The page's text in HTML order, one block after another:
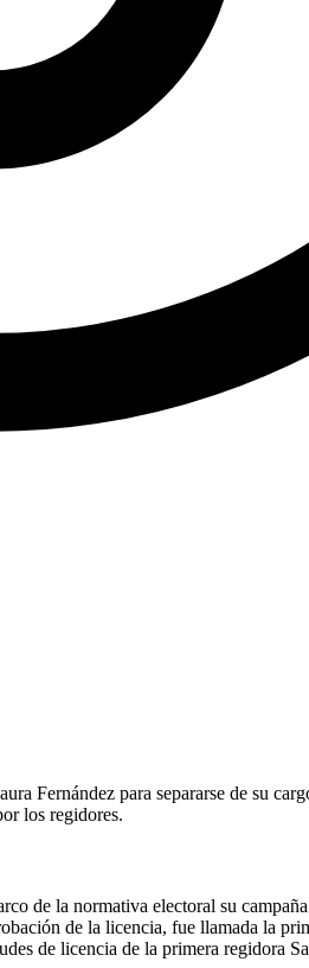
Fernández para separarse de su
los regidores.
de la normativa electoral su
de la licencia, fue llamada la
de licencia de la primera regidora